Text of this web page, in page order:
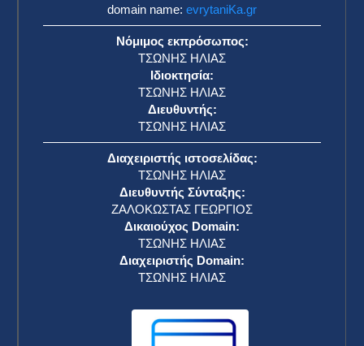
domain name: evrytaniKa.gr
Νόμιμος εκπρόσωπος:
ΤΣΩΝΗΣ ΗΛΙΑΣ
Ιδιοκτησία:
ΤΣΩΝΗΣ ΗΛΙΑΣ
Διευθυντής:
ΤΣΩΝΗΣ ΗΛΙΑΣ
Διαχειριστής ιστοσελίδας:
ΤΣΩΝΗΣ ΗΛΙΑΣ
Διευθυντής Σύνταξης:
ΖΑΛΟΚΩΣΤΑΣ ΓΕΩΡΓΙΟΣ
Δικαιούχος Domain:
ΤΣΩΝΗΣ ΗΛΙΑΣ
Διαχειριστής Domain:
ΤΣΩΝΗΣ ΗΛΙΑΣ